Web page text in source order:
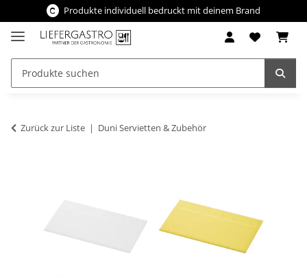
Produkte individuell bedruckt mit deinem Brand
Zurück zur Liste Duni Servietten & Zubehör